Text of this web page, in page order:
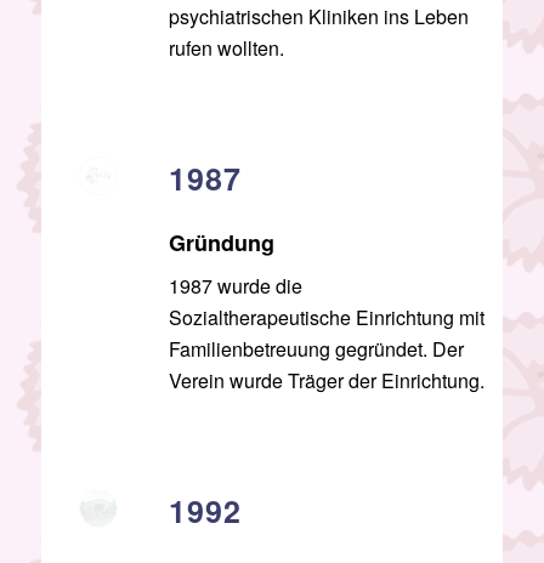
psychiatrischen Kliniken ins Leben
rufen wollten.
1987
Gründung
1987 wurde die
Sozialtherapeutische Einrichtung mit
Familienbetreuung gegründet. Der
Verein wurde Träger der Einrichtung.
1992